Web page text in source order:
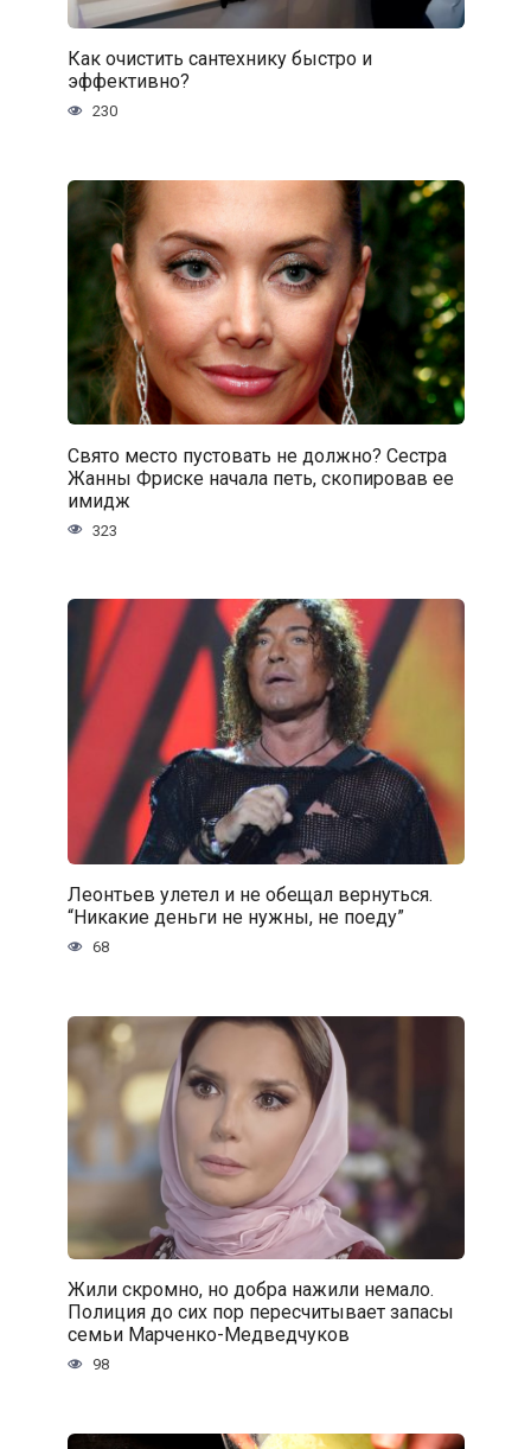
Как очистить сантехнику быстро и
эффективно?
230
Свято место пустовать не должно? Сестра
Жанны Фриске начала петь, скопировав ее
имидж
323
Леонтьев улетел и не обещал вернуться.
“Никакие деньги не нужны, не поеду”
68
Жили скромно, но добра нажили немало.
Полиция до сих пор пересчитывает запасы
семьи Марченко-Медведчуков
98